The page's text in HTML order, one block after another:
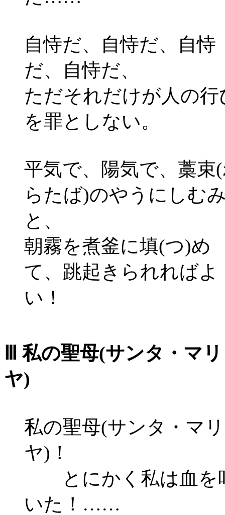
自恃だ、自恃だ、自恃
だ、自恃だ、
ただそれだけが人の行
を罪としない。
平気で、陽気で、藁束
らたば)のやうにしむ
と、
朝霧を煮釜に填(つ)め
て、跳起きられればよ
い！
Ⅲ 私の聖母(サンタ・マリ
ヤ)
私の聖母(サンタ・マリ
ヤ)！
とにかく私は血を
いた！……